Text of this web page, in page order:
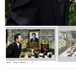
사료정보
생산일자